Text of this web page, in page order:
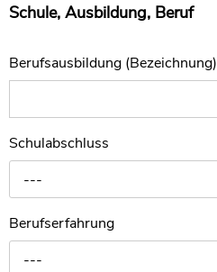
Schule, Ausbildung, Beruf
Berufsausbildung (Bezeichnung)
Schulabschluss
---
Berufserfahrung
---